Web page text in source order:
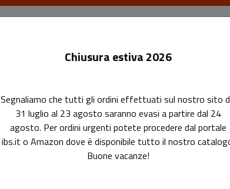
Le riviste I corsi
Chiusura estiva 2026
Segnaliamo che tutti gli ordini effettuati sul nostro sito
31 luglio al 23 agosto saranno evasi a partire dal 24
agosto. Per ordini urgenti potete procedere dal portale
ibs.it o Amazon dove è disponibile tutto il nostro
Buone vacanze!